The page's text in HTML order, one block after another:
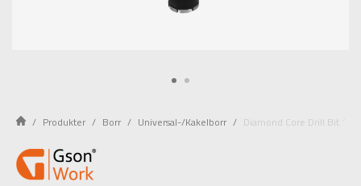
Produkter Borr Universal-/Kakelborr Diamond Core Drill Bit